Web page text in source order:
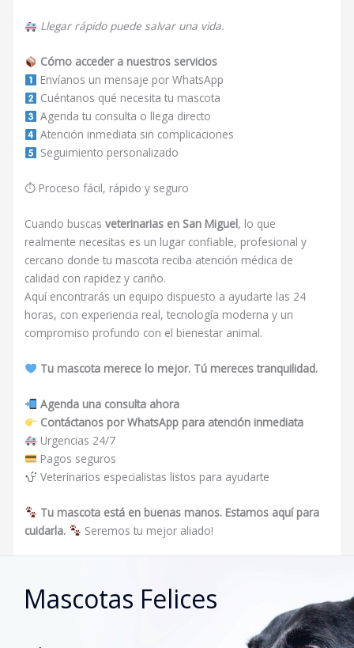
Llegar rápido puede salvar una vida.
Cómo acceder a nuestros servicios
Envíanos un mensaje por WhatsApp
Cuéntanos qué necesita tu mascota
Agenda tu consulta o llega directo
Atención inmediata sin complicaciones
Seguimiento personalizado
⏱ Proceso fácil, rápido y seguro
Cuando buscasveterinarias en San Miguel, lo que
realmente necesitas es un lugar confiable, profesional y
cercano donde tu mascota reciba atención médica de
calidad con rapidez y cariño.
Aquí encontrarás un equipo dispuesto a ayudarte las 24
horas, con experiencia real, tecnología moderna y un
compromiso profundo con el bienestar animal.
Tu mascota merece lo mejor. Tú mereces tranquilidad.
Agenda una consulta ahora
Contáctanos por WhatsApp para atención inmediata
Urgencias 24/7
Pagos seguros
Veterinarios especialistas listos para ayudarte
Tu mascota está en buenas manos. Estamos aquí para
cuidarla.
Seremos tu mejor aliado!
Mascotas Felices